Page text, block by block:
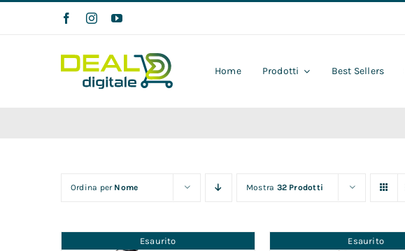
Home Prodotti Best Sellers
Ordina per Nome Mostra 32 Prodotti
Esaurito Esaurito